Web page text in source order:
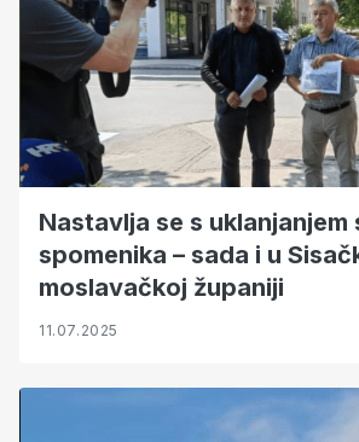
Nastavlja se s uklanjanjem spornih
spomenika – sada i u
moslavačkoj županiji
11.07.2025